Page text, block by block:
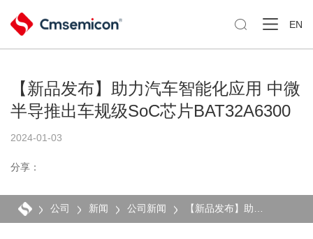
 EN
【新品发布】助力汽车智能化应用 中微
半导推出车规级SoC芯片BAT32A6300
2024-01-03
分享：
公司 新闻 公司新闻